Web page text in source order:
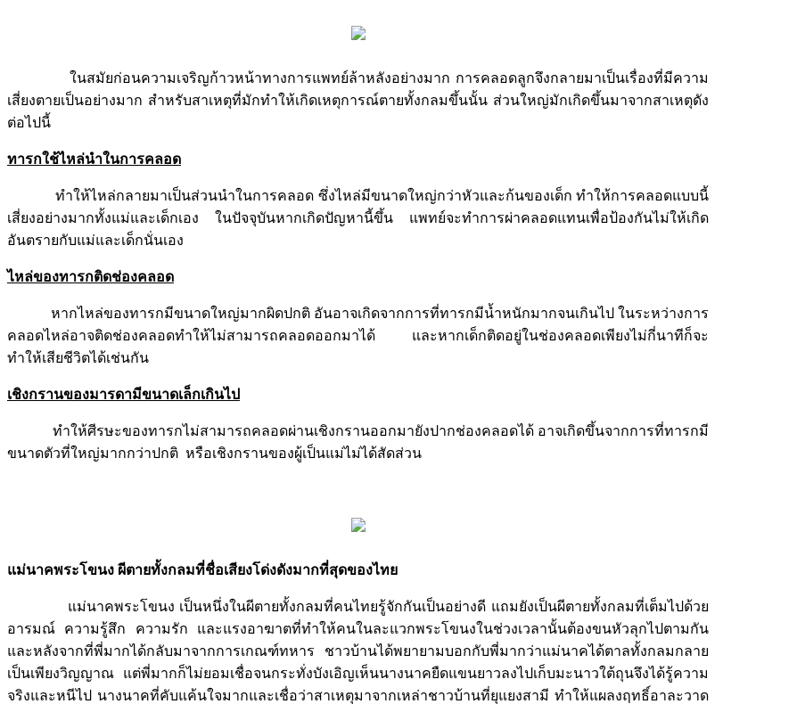
ในสมัยก่อนความเจริญก้าวหน้าทางการแพทย์ล้าหลังอย่างมาก การคลอดลูกจึงกลายมาเป็นเรื่องที่มีความ
เสี่ยงตายเป็นอย่างมาก สำหรับสาเหตุที่มักทำให้เกิดเหตุการณ์ตายทั้งกลมขึ้นนั้น ส่วนใหญ่มักเกิดขึ้นมาจากสาเหตุดัง
ต่อไปนี้
ทารกใช้ไหล่นำในการคลอด
ทำให้ไหล่กลายมาเป็นส่วนนำในการคลอด ซึ่งไหล่มีขนาดใหญ่กว่าหัวและก้นของเด็ก ทำให้การคลอดแบบนี้
เสี่ยงอย่างมากทั้งแม่และเด็กเอง ในปัจจุบันหากเกิดปัญหานี้ขึ้น แพทย์จะทำการผ่าคลอดแทนเพื่อป้องกันไม่ให้เกิด
อันตรายกับแม่และเด็กนั่นเอง
ไหล่ของทารกติดช่องคลอด
หากไหล่ของทารกมีขนาดใหญ่มากผิดปกติ อันอาจเกิดจากการที่ทารกมีน้ำหนักมากจนเกินไป ในระหว่างการ
คลอดไหล่อาจติดช่องคลอดทำให้ไม่สามารถคลอดออกมาได้ และหากเด็กติดอยู่ในช่องคลอดเพียงไม่กี่นาทีก็จะ
ทำให้เสียชีวิตได้เช่นกัน
เชิงกรานของมารดามีขนาดเล็กเกินไป
ทำให้ศีรษะของทารกไม่สามารถคลอดผ่านเชิงกรานออกมายังปากช่องคลอดได้ อาจเกิดขึ้นจากการที่ทารกมี
ขนาดตัวที่ใหญ่มากกว่าปกติ หรือเชิงกรานของผู้เป็นแม่ไม่ได้สัดส่วน
แม่นาคพระโขนง ผีตายทั้งกลมที่ชื่อเสียงโด่งดังมากที่สุดของไทย
แม่นาคพระโขนง เป็นหนึ่งในผีตายทั้งกลมที่คนไทยรู้จักกันเป็นอย่างดี แถมยังเป็นผีตายทั้งกลมที่เต็มไปด้วย
อารมณ์ ความรู้สึก ความรัก และแรงอาฆาตที่ทำให้คนในละแวกพระโขนงในช่วงเวลานั้นต้องขนหัวลุกไปตามกัน
และหลังจากที่พี่มากได้กลับมาจากการเกณฑ์ทหาร ชาวบ้านได้พยายามบอกกับพี่มากว่าแม่นาคได้ตาลทั้งกลมกลาย
เป็นเพียงวิญญาณ แต่พี่มากก็ไม่ยอมเชื่อจนกระทั่งบังเอิญเห็นนางนาคยืดแขนยาวลงไปเก็บมะนาวใต้ถุนจึงได้รู้ความ
จริงและหนีไป นางนาคที่คับแค้นใจมากและเชื่อว่าสาเหตุมาจากเหล่าชาวบ้านที่ยุแยงสามี ทำให้แผลงฤทธิ์อาละวาด